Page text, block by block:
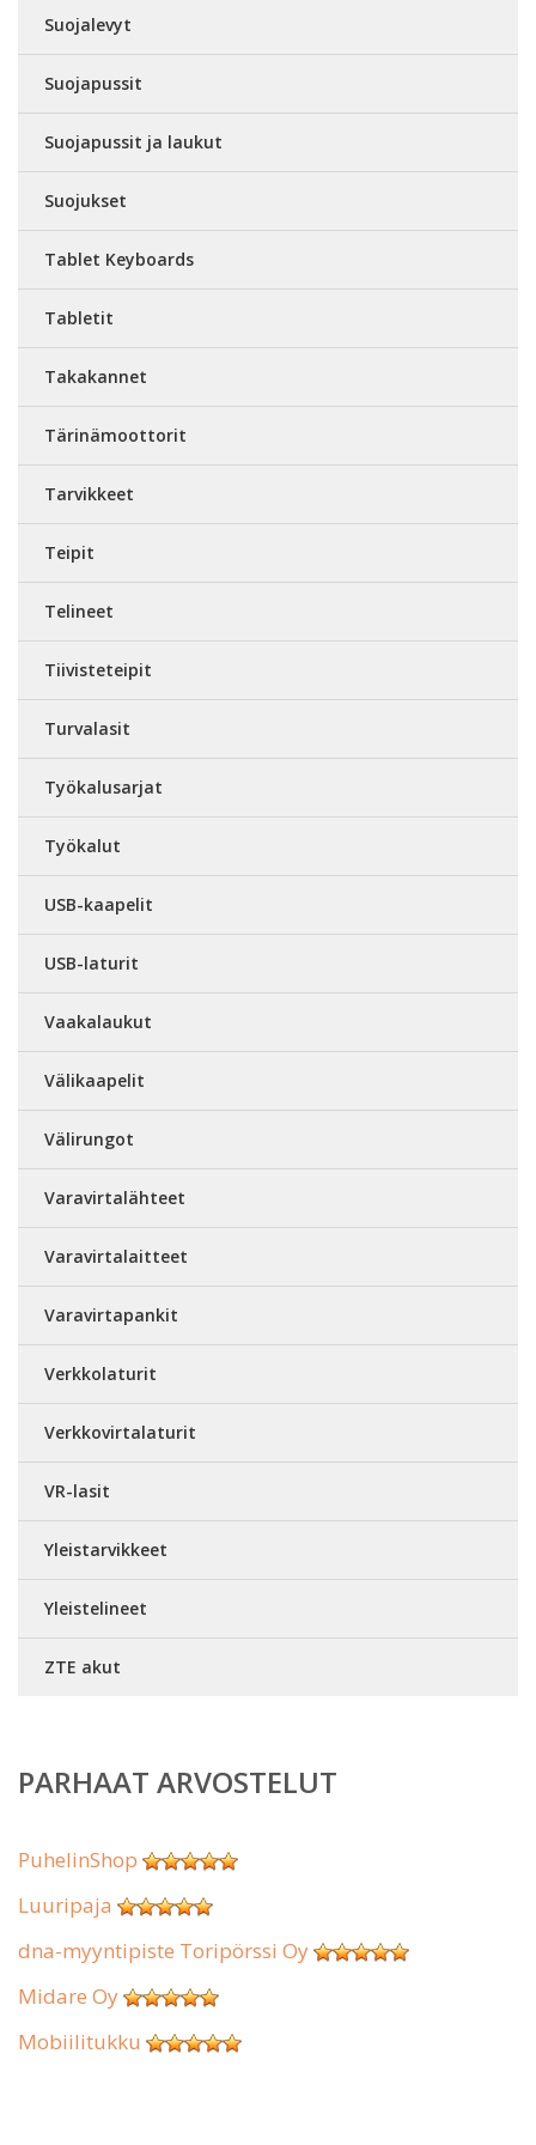
Suojalevyt
Suojapussit
Suojapussit ja laukut
Suojukset
Tablet Keyboards
Tabletit
Takakannet
Tärinämoottorit
Tarvikkeet
Teipit
Telineet
Tiivisteteipit
Turvalasit
Työkalusarjat
Työkalut
USB-kaapelit
USB-laturit
Vaakalaukut
Välikaapelit
Välirungot
Varavirtalähteet
Varavirtalaitteet
Varavirtapankit
Verkkolaturit
Verkkovirtalaturit
VR-lasit
Yleistarvikkeet
Yleistelineet
ZTE akut
PARHAAT ARVOSTELUT
PuhelinShop
Luuripaja
dna-myyntipiste Toripörssi Oy
Midare Oy
Mobiilitukku